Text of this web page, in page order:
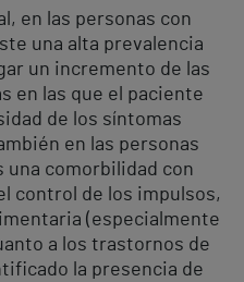
en las personas con
una alta prevalencia
un incremento de las
en las que el paciente
de los síntomas
en las personas
una comorbilidad con
control de los impulsos,
(especialmente
a los trastornos de
la presencia de